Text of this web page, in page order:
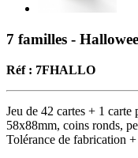
7 familles -
Réf : 7FHALLO
Jeu de 42 cartes + 1 carte
58x88mm, coins ronds,
Tolérance de fabrication